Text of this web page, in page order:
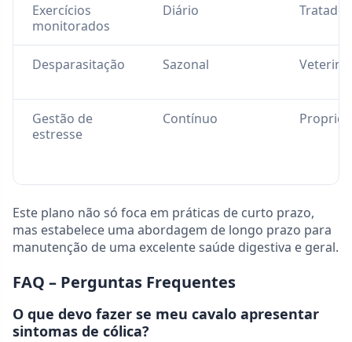
Exercícios
monitorados
Diário Tratador
Desparasitação Sazonal
Gestão de
estresse
Contínuo
Este plano não só foca em práticas de curto prazo,
mas estabelece uma abordagem de longo prazo para
manutenção de uma excelente saúde digestiva e geral.
FAQ – Perguntas Frequentes
O que devo fazer se meu cavalo apresentar
sintomas de cólica?